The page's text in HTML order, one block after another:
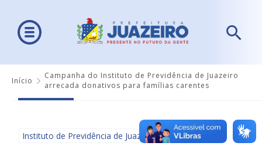
Início
Campanha do Instituto de Previdência de Juazeiro
arrecada donativos para famílias carentes
Instituto de Previdência de Juazeiro - IPJ